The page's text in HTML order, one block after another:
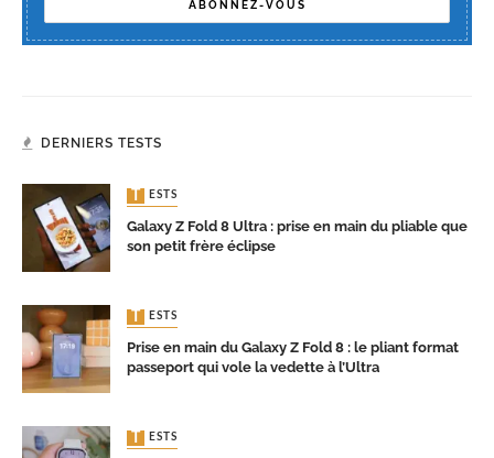
DERNIERS TESTS
TESTS
Galaxy Z Fold 8 Ultra : prise en main du pliable que
son petit frère éclipse
TESTS
Prise en main du Galaxy Z Fold 8 : le pliant format
passeport qui vole la vedette à l’Ultra
TESTS